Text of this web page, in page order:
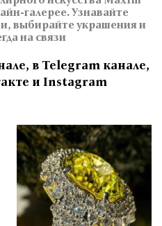
галерее. Узнавайте
выбирайте украшения и
на связи
в Telegram канале,
и Instagram